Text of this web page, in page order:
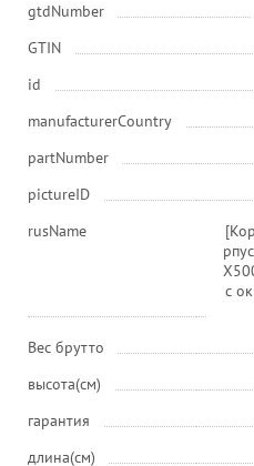
gtdNumber
GTIN
id
manufacturerCountry
partNumber
pictureID
rusName
с
Вес брутто
высота(см)
гарантия
длина(см)